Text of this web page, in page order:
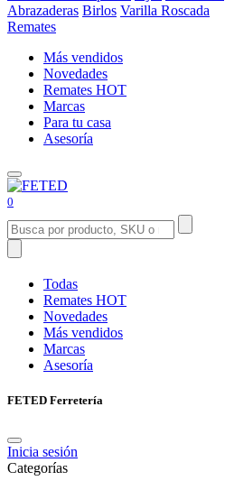
Abrazaderas Birlos Varilla Roscada
Remates
Más vendidos
Novedades
Remates HOT
Marcas
Para tu casa
Asesoría
0
Todas
Remates HOT
Novedades
Más vendidos
Marcas
Asesoría
FETED Ferretería
Inicia sesión
Categorías